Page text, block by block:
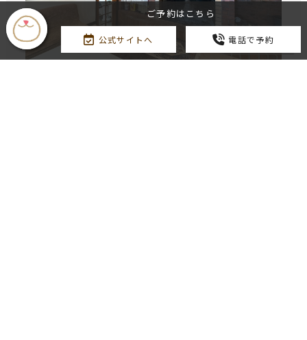
引用：楽天トラベル
ご予約はこちら
公式サイトへ 電話で予約